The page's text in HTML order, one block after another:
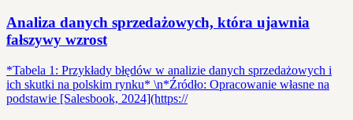
Analiza danych sprzedażowych, która ujawnia
fałszywy wzrost
*Tabela 1: Przykłady błędów w analizie danych sprzedażowych i
ich skutki na polskim rynku* \n*Źródło: Opracowanie własne na
podstawie [Salesbook, 2024](https://